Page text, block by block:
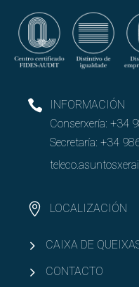
INFORMACIÓN
Conserxería: +34
Secretaría: +34
LOCALIZACIÓN
CAIXA DE
CONTACTO